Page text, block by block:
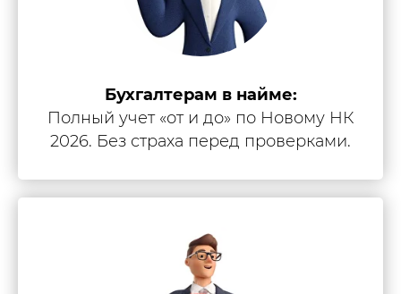
Бухгалтерам в найме:
Полный учет «от и до» по Новому НК
2026. Без страха перед проверками.